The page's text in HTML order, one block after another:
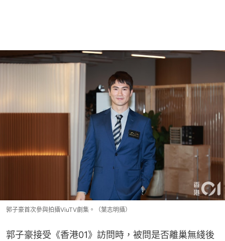
郭子豪首次參與拍攝ViuTV劇集。（葉志明攝）
郭子豪接受《香港01》訪問時，被問是否離巢無綫後